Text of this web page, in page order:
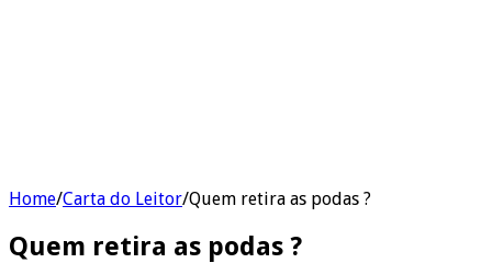
Home/Carta do Leitor/Quem retira as podas ?
Quem retira as podas ?